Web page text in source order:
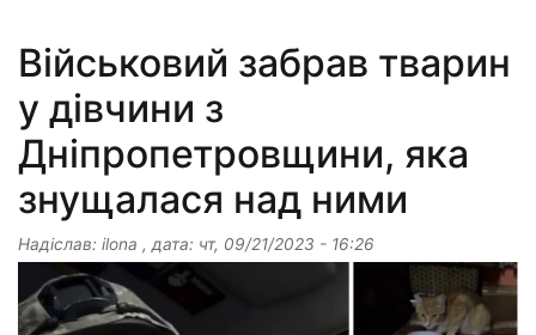
Військовий забрав тварин
у дівчини з
Дніпропетровщини, яка
знущалася над ними
Надіслав: ilona , дата: чт, 09/21/2023 - 16:26